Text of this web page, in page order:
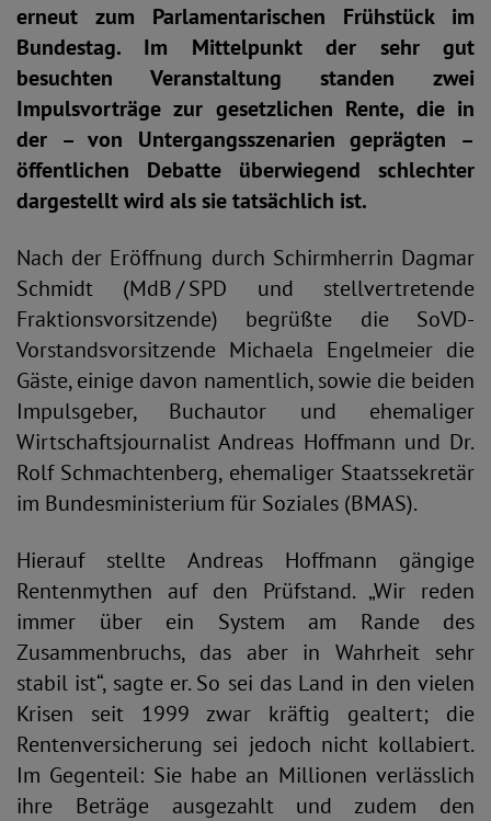
erneut zum Parlamentarischen Frühstück im
Bundestag. Im Mittelpunkt der sehr gut
besuchten Veranstaltung standen zwei
Impulsvorträge zur gesetzlichen Rente, die in
der – von Untergangsszenarien geprägten –
öffentlichen Debatte überwiegend schlechter
dargestellt wird als sie tatsächlich ist.
Nach der Eröffnung durch Schirmherrin Dagmar
Schmidt (MdB / SPD und stellvertretende
Fraktionsvorsitzende) begrüßte die SoVD-
Vorstandsvorsitzende Michaela Engelmeier die
Gäste, einige davon namentlich, sowie die beiden
Impulsgeber, Buchautor und ehemaliger
Wirtschaftsjournalist Andreas Hoffmann und Dr.
Rolf Schmachtenberg, ehemaliger Staatssekretär
im Bundesministerium für Soziales (BMAS).
Hierauf stellte Andreas Hoffmann gängige
Rentenmythen auf den Prüfstand. „Wir reden
immer über ein System am Rande des
Zusammenbruchs, das aber in Wahrheit sehr
stabil ist“, sagte er. So sei das Land in den vielen
Krisen seit 1999 zwar kräftig gealtert; die
Rentenversicherung sei jedoch nicht kollabiert.
Im Gegenteil: Sie habe an Millionen verlässlich
ihre Beträge ausgezahlt und zudem den